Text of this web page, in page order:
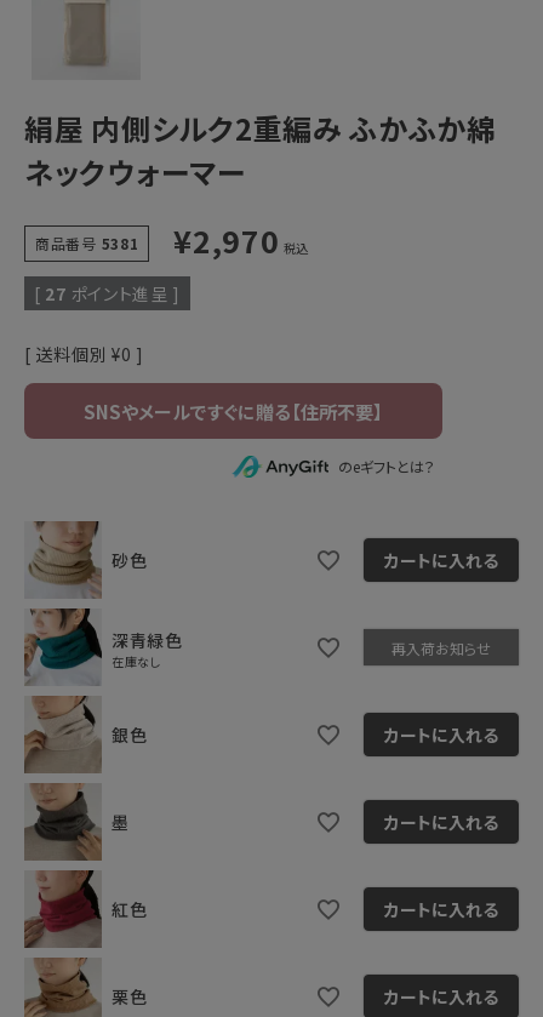
絹屋 内側シルク2重編み ふかふか綿
ネックウォーマー
商品番号 5381 ¥2,970 税込
[ 27 ポイント進呈 ]
送料個別 ¥0
のeギフトとは？
砂色 カートに入れる
深青緑色
在庫なし
再入荷お知らせ
銀色 カートに入れる
墨 カートに入れる
紅色 カートに入れる
栗色 カートに入れる